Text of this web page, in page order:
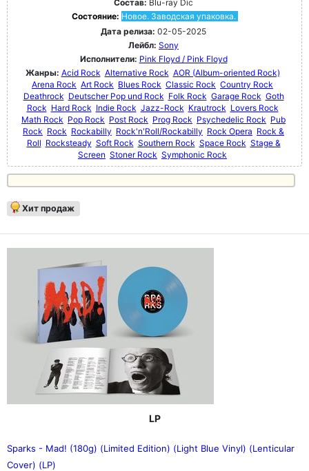
Состав: Blu-ray Dic
Состояние: Новое. Заводская упаковка.
Дата релиза: 02-05-2025
Лейбл: Sony
Исполнители: Pink Floyd / Pink Floyd
Жанры: Acid Rock Alternative Rock AOR (Album-oriented Rock)
Arena Rock Art Rock Blues Rock Classic Rock Country Rock
Deathrock Deutscher Pop und Rock Folk Rock Garage Rock Goth
Rock Hard Rock Indie Rock Jazz-Rock Krautrock Lovers Rock
Math Rock Pop Rock Post Rock Prog Rock Psychedelic Rock Pub
Rock Rock Rockabilly Rock'n'Roll/Rockabilly Rock Opera Rock &
Roll Rocksteady Soft Rock Southern Rock Space Rock Stage &
Screen Stoner Rock Symphonic Rock
Хит продаж
LP
Sparks - Mad! (180g) (Limited Edition) (Light Blue Vinyl) (Lenticular
Cover) (LP)